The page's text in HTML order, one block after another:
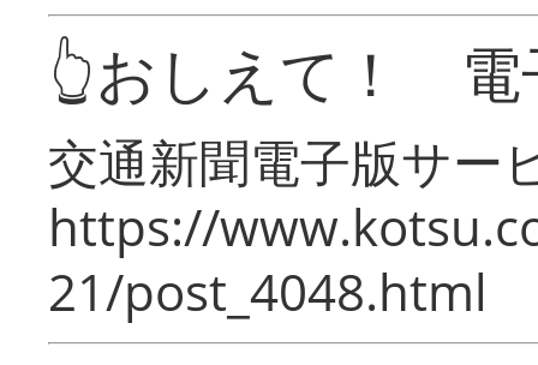
👆おしえて！ 電
交通新聞電子版サー
https://
21/post_4048.html